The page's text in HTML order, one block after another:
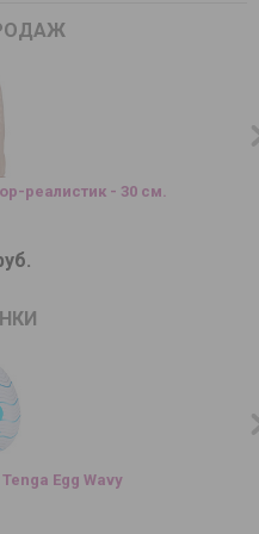
реалистик - 30 см.
Egg Wavy